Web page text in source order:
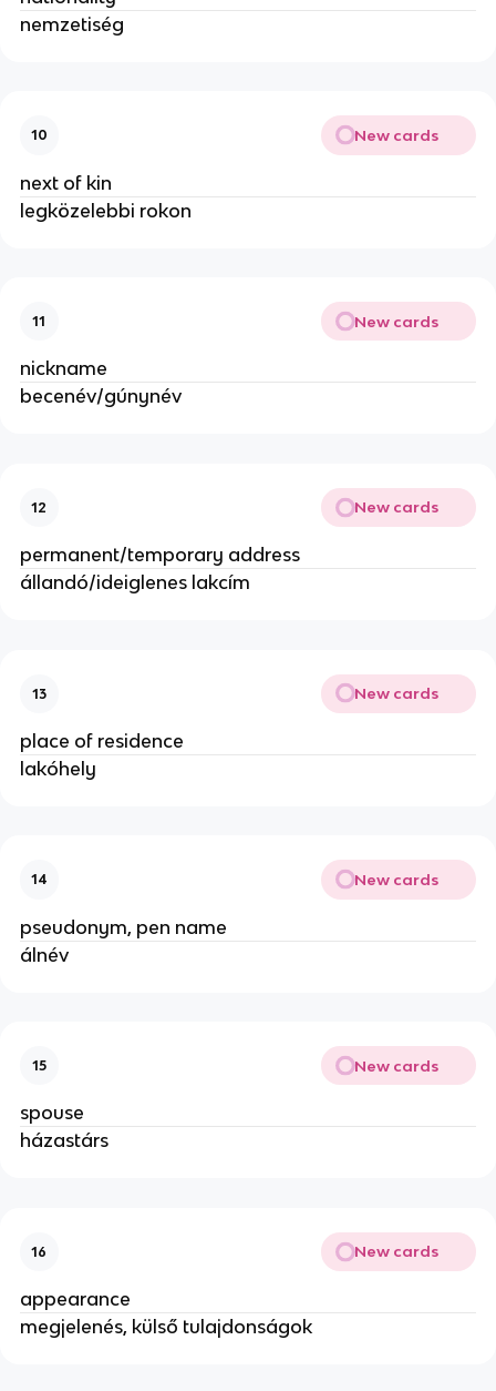
nemzetiség
10 New cards
next of kin
legközelebbi rokon
11 New cards
nickname
becenév/gúnynév
12 New cards
permanent/temporary address
állandó/ideiglenes lakcím
13 New cards
place of residence
lakóhely
14 New cards
pseudonym, pen name
álnév
15 New cards
spouse
házastárs
16 New cards
appearance
megjelenés, külső tulajdonságok